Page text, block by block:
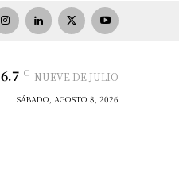
6.7 C NUEVE DE JULIO
SÁBADO, AGOSTO 8, 2026